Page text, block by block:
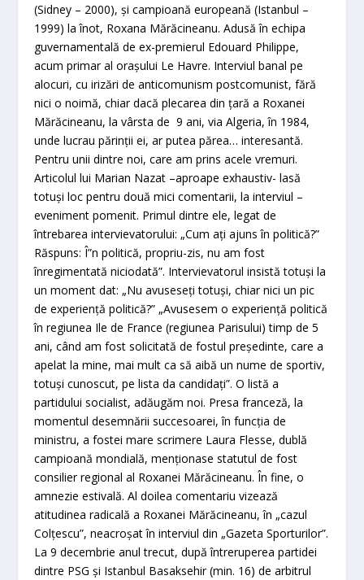
(Sidney – 2000), şi campioană europeană (Istanbul –
1999) la înot, Roxana Mărăcineanu. Adusă în echipa
guvernamentală de ex-premierul Edouard Philippe,
acum primar al oraşului Le Havre. Interviul banal pe
alocuri, cu irizări de anticomunism postcomunist, fără
nici o noimă, chiar dacă plecarea din ţară a Roxanei
Mărăcineanu, la vârsta de 9 ani, via Algeria, în 1984,
unde lucrau părinţii ei, ar putea părea… interesantă.
Pentru unii dintre noi, care am prins acele vremuri.
Articolul lui Marian Nazat –aproape exhaustiv- lasă
totuşi loc pentru două mici comentarii, la interviul –
eveniment pomenit. Primul dintre ele, legat de
întrebarea intervievatorului: „Cum aţi ajuns în politică?”
Răspuns: Î”n politică, propriu-zis, nu am fost
înregimentată niciodată”. Intervievatorul insistă totuşi la
un moment dat: „Nu avuseseţi totuşi, chiar nici un pic
de experienţă politică?” „Avusesem o experienţă politică
în regiunea Ile de France (regiunea Parisului) timp de 5
ani, când am fost solicitată de fostul preşedinte, care a
apelat la mine, mai mult ca să aibă un nume de sportiv,
totuşi cunoscut, pe lista da candidaţi”. O listă a
partidului socialist, adăugăm noi. Presa franceză, la
momentul desemnării succesoarei, în funcţia de
ministru, a fostei mare scrimere Laura Flesse, dublă
campioană mondială, menţionase statutul de fost
consilier regional al Roxanei Mărăcineanu. În fine, o
amnezie estivală. Al doilea comentariu vizează
atitudinea radicală a Roxanei Mărăcineanu, în „cazul
Colţescu”, neacroşat în interviul din „Gazeta Sporturilor”.
La 9 decembrie anul trecut, după întreruperea partidei
dintre PSG şi Istanbul Basaksehir (min. 16) de arbitrul